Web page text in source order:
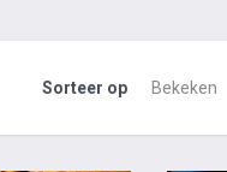
Sorteer op Bekeken